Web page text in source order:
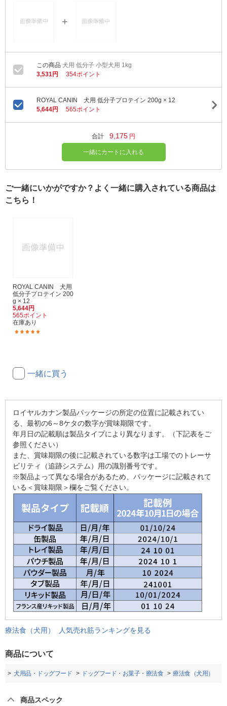
犬用 低分子 小型犬用 1kg
3,531円
354ポイント
ROYAL CANIN 犬用 低分子プロテイン 200g × 12
5,644円
565ポイント
合計 9,175 円
一緒にカートに入れる
ご一緒にいかがですか？よく一緒に購入されている商品は
こちら！
ROYAL CANIN 犬用
低分子プロテイン 200
g × 12
5,644円
565ポイント
在庫あり
一緒に買う
ロイヤルカナン製品パッケージの所定の位置に記載されてい
る、最初の6～8ケタの数字が賞味期限です。
年月日の記載順は製品タイプにより異なります。（下記表をご
参照ください）
また、賞味期限の後に記載されている数字は工場でのトレーサ
ビリティ（追跡システム）用の識別番号です。
※製品よって異なる場合があるため、パッケージに記載されて
いる＜賞味期限＞欄をご覧ください。
療法食（犬用） 人気売れ筋ランキングを見る
商品について
犬用品・ドッグフード ドッグフード・お菓子・療法食 療法食（犬用）
商品スペック